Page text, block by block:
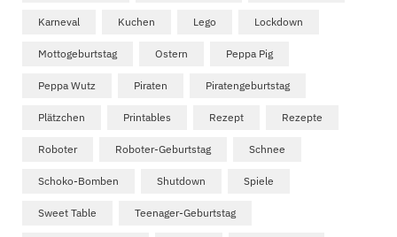
Karneval Kuchen Lego Lockdown
Mottogeburtstag Ostern Peppa Pig
Peppa Wutz Piraten Piratengeburtstag
Plätzchen Printables Rezept Rezepte
Roboter Roboter-Geburtstag Schnee
Schoko-Bomben Shutdown Spiele
Sweet Table Teenager-Geburtstag